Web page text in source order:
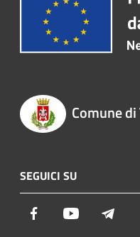
Comune di
SEGUICI SU
Facebook Youtube